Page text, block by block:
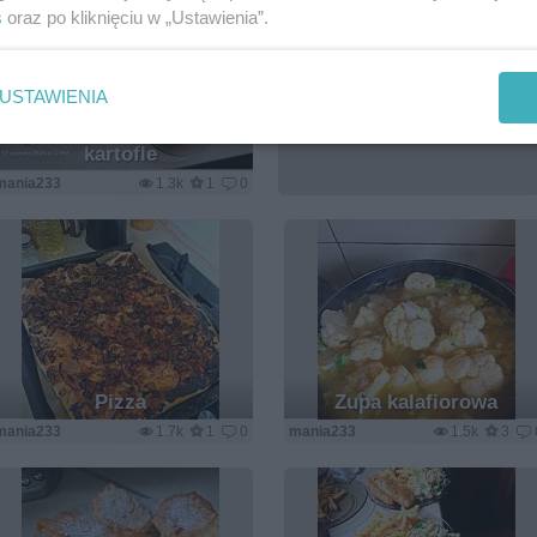
kartofle
1.3k 1 0
Pizza
1.7k 1 0
Zupa kalafiorowa
1.5k 3
mania233
oraz po kliknięciu w „Ustawienia”.
USTAWIENIA